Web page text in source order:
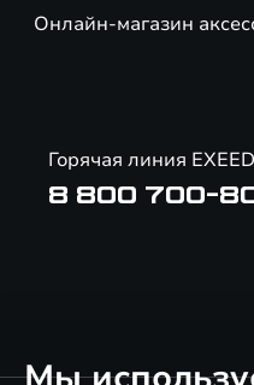
Онлайн-магазин
Горячая линия EXEED
8 800 700-